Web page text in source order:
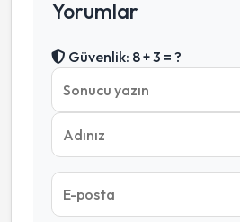
Yorumlar
Güvenlik: 8 + 3 = ?